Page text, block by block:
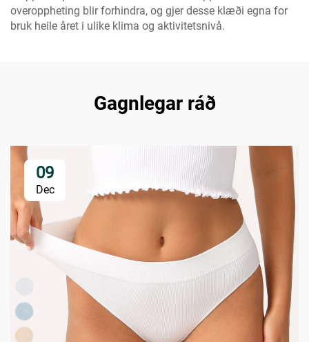
overoppheting blir forhindra, og gjer desse klæði egna for
bruk heile året i ulike klima og aktivitetsnivå.
Gagnlegar ráð
09
Dec